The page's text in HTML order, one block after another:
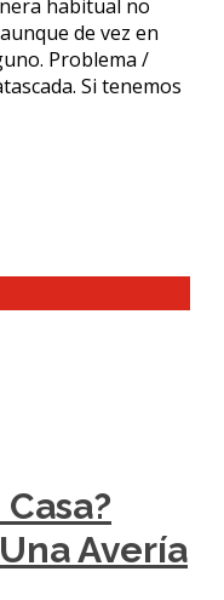
habitual no
de vez en
Problema /
Si tenemos
Avería